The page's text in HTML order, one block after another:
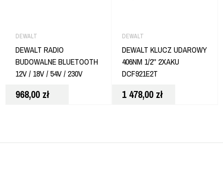
DEWALT
DEWALT RADIO
BUDOWALNE BLUETOOTH
12V / 18V / 54V / 230V
968,00 zł
DEWALT
DEWALT KLUCZ UDAROWY
406NM 1/2'' 2XAKU
DCF921E2T
1 478,00 zł